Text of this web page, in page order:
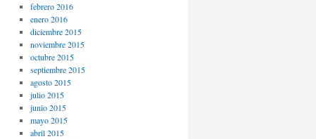
febrero 2016
enero 2016
diciembre 2015
noviembre 2015
octubre 2015
septiembre 2015
agosto 2015
julio 2015
junio 2015
mayo 2015
abril 2015